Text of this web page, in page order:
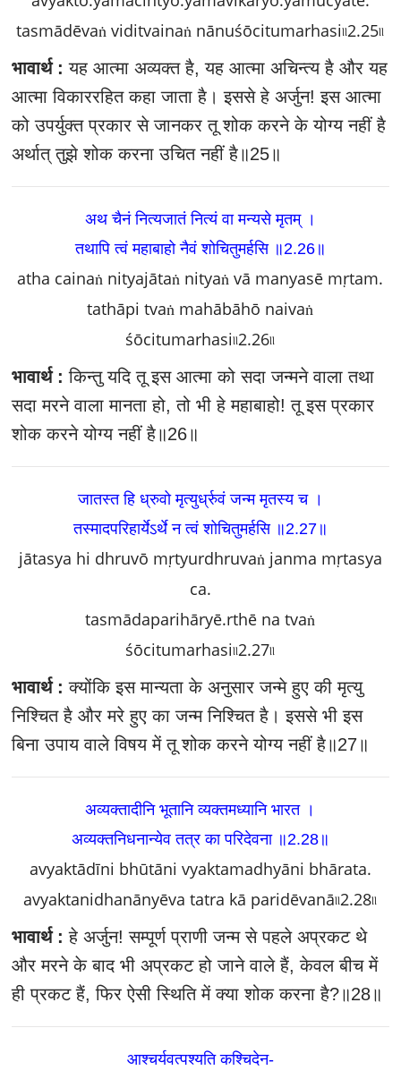
tasmādēvaṅ viditvainaṅ nānuśōcitumarhasi৷৷2.25৷৷
भावार्थ :यह आत्मा अव्यक्त है, यह आत्मा अचिन्त्य है और यह
आत्मा विकाररहित कहा जाता है। इससे हे अर्जुन! इस आत्मा
को उपर्युक्त प्रकार से जानकर तू शोक करने के योग्य नहीं है
अर्थात्‌ तुझे शोक करना उचित नहीं है॥25॥
अथ चैनं नित्यजातं नित्यं वा मन्यसे मृतम्‌ ।
तथापि त्वं महाबाहो नैवं शोचितुमर्हसि ॥2.26॥
atha cainaṅ nityajātaṅ nityaṅ vā manyasē mṛtam.
tathāpi tvaṅ mahābāhō naivaṅ
śōcitumarhasi৷৷2.26৷৷
भावार्थ :किन्तु यदि तू इस आत्मा को सदा जन्मने वाला तथा
सदा मरने वाला मानता हो, तो भी हे महाबाहो! तू इस प्रकार
शोक करने योग्य नहीं है॥26॥
जातस्त हि ध्रुवो मृत्युर्ध्रुवं जन्म मृतस्य च ।
तस्मादपरिहार्येऽर्थे न त्वं शोचितुमर्हसि ॥2.27॥
jātasya hi dhruvō mṛtyurdhruvaṅ janma mṛtasya
ca.
tasmādaparihāryē.rthē na tvaṅ
śōcitumarhasi৷৷2.27৷৷
भावार्थ :क्योंकि इस मान्यता के अनुसार जन्मे हुए की मृत्यु
निश्चित है और मरे हुए का जन्म निश्चित है। इससे भी इस
बिना उपाय वाले विषय में तू शोक करने योग्य नहीं है॥27॥
अव्यक्तादीनि भूतानि व्यक्तमध्यानि भारत ।
अव्यक्तनिधनान्येव तत्र का परिदेवना ॥2.28॥
avyaktādīni bhūtāni vyaktamadhyāni bhārata.
avyaktanidhanānyēva tatra kā paridēvanā৷৷2.28৷৷
भावार्थ :हे अर्जुन! सम्पूर्ण प्राणी जन्म से पहले अप्रकट थे
और मरने के बाद भी अप्रकट हो जाने वाले हैं, केवल बीच में
ही प्रकट हैं, फिर ऐसी स्थिति में क्या शोक करना है?॥28॥
आश्चर्यवत्पश्यति कश्चिदेन-